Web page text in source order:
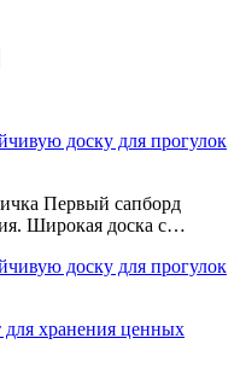
доску для прогулок
Первый сапборд
Широкая доска с…
доску для прогулок
для хранения ценных